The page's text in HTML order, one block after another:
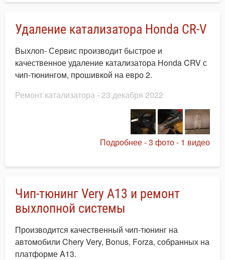
Удаление катализатора Honda CR-V
Выхлоп- Сервис производит быстрое и
качественное удаление катализатора Honda CRV с
чип-тюнингом, прошивкой на евро 2.
Ремонт катализатора - 23 декабря 2022
Подробнее - 3 фото - 1 видео
Чип-тюнинг Very A13 и ремонт
выхлопной системы
Производится качественный чип-тюнинг на
автомобили Chery Very, Bonus, Forza, собранных на
платформе A13.